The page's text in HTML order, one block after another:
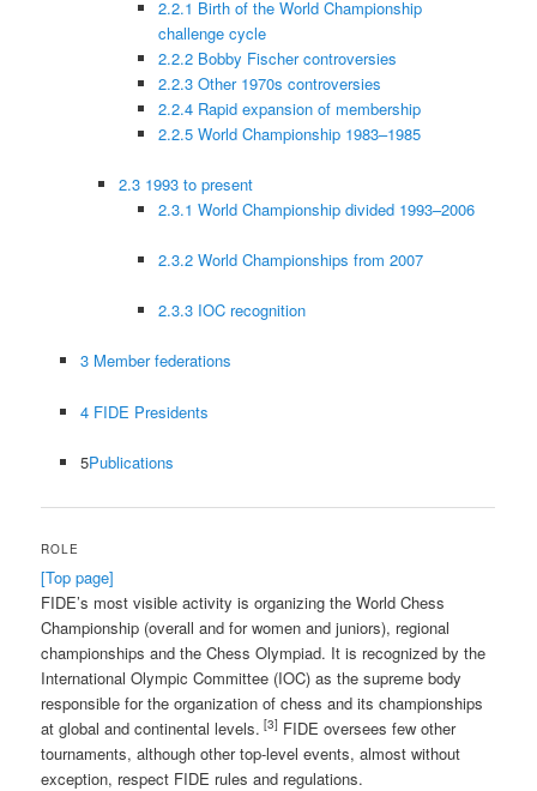
2.2.1 Birth of the World Championship
challenge cycle
2.2.2 Bobby Fischer controversies
2.2.3 Other 1970s controversies
2.2.4 Rapid expansion of membership
2.2.5 World Championship 1983–1985
2.3 1993 to present
2.3.1 World Championship divided 1993–2006
2.3.2 World Championships from 2007
2.3.3 IOC recognition
3 Member federations
4 FIDE Presidents
5Publications
ROLE
[Top page]
FIDE’s most visible activity is organizing the World Chess
Championship (overall and for women and juniors), regional
championships and the Chess Olympiad. It is recognized by the
International Olympic Committee (IOC) as the supreme body
responsible for the organization of chess and its championships
at global and continental levels. [3] FIDE oversees few other
tournaments, although other top-level events, almost without
exception, respect FIDE rules and regulations.